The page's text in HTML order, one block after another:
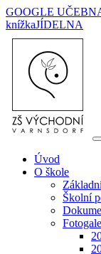
GOOGLE
knížkaJÍDELNA
Úvod
O škole
Školní